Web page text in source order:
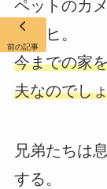
ペットのカ
ュンヒ。
今までの家
夫なのでし
兄弟たちは
する。
前の記事